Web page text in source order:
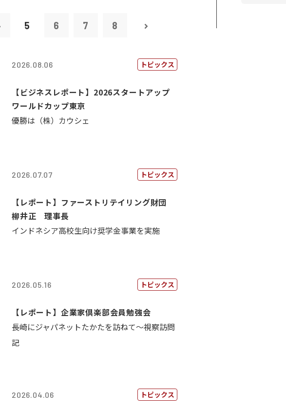
5 6 7 8
2026.08.06 トピックス
【ビジネスレポート】2026スタートアップ
ワールドカップ東京
優勝は（株）カウシェ
2026.07.07 トピックス
【レポート】ファーストリテイリング財団
柳井正 理事長
インドネシア高校生向け奨学金事業を実施
2026.05.16 トピックス
【レポート】企業家倶楽部会員勉強会
長崎にジャパネットたかたを訪ねて～視察訪問
記
2026.04.06 トピックス